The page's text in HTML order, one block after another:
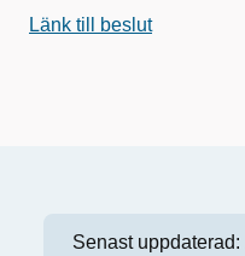
Länk till beslut
Senast uppdaterad: